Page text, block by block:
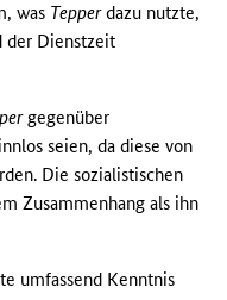
was Tepperdazu nutzte,
der Dienstzeit
gegenüber
seien, da diese von
Die sozialistischen
Zusammenhang als ihn
umfassend Kenntnis